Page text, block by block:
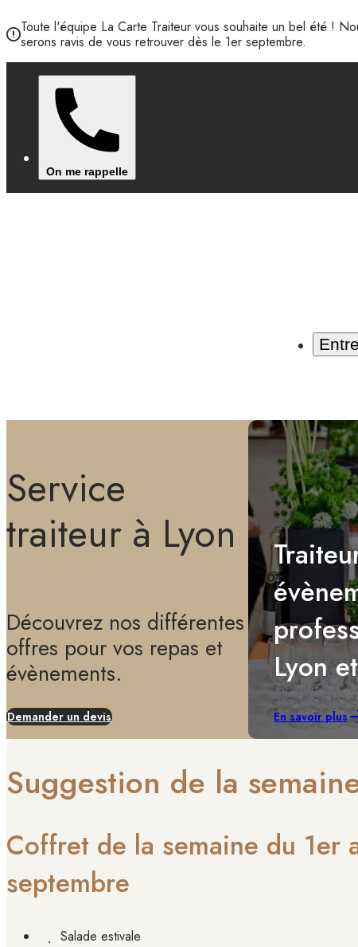
Toute l'équipe La Carte Traiteur vous souhaite un bel été !
serons ravis de vous retrouver dès le 1er septembre.
On me rappelle
Service
traiteur à Lyon
Découvrez nos différentes
offres pour vos repas et
évènements.
Demander un devis
Lyon
En savoir plus
Suggestion de la
Coffret de la semaine du 1er
septembre
Salade estivale